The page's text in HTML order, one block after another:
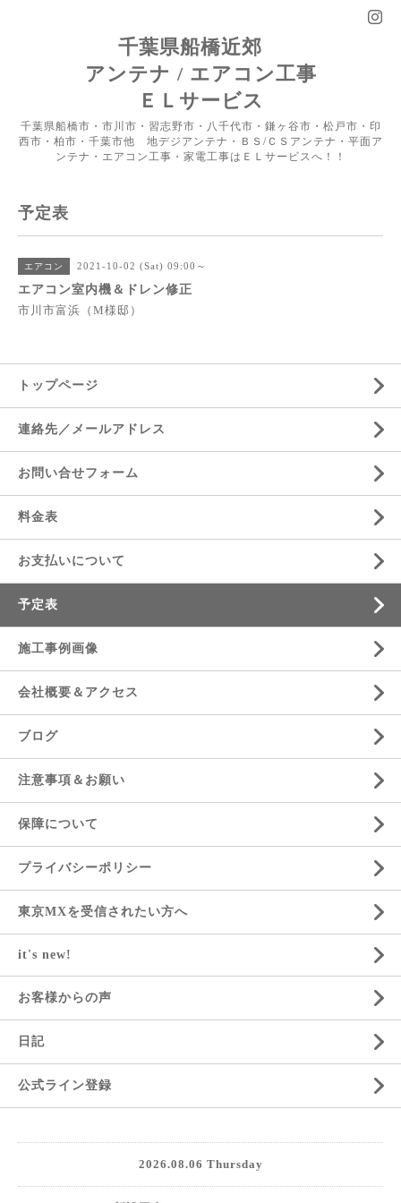
千葉県船橋近郊
アンテナ / エアコン工事
ＥＬサービス
千葉県船橋市・市川市・習志野市・八千代市・鎌ヶ谷市・松戸市・印
西市・柏市・千葉市他 地デジアンテナ・ＢＳ/ＣＳアンテナ・平面ア
ンテナ・エアコン工事・家電工事はＥＬサービスへ！！
予定表
エアコン 2021-10-02 (Sat) 09:00～
エアコン室内機＆ドレン修正
市川市富浜（M様邸）
トップページ
連絡先／メールアドレス
お問い合せフォーム
料金表
お支払いについて
予定表
施工事例画像
会社概要＆アクセス
ブログ
注意事項＆お願い
保障について
プライバシーポリシー
東京MXを受信されたい方へ
it's new!
お客様からの声
日記
公式ライン登録
2026.08.06 Thursday